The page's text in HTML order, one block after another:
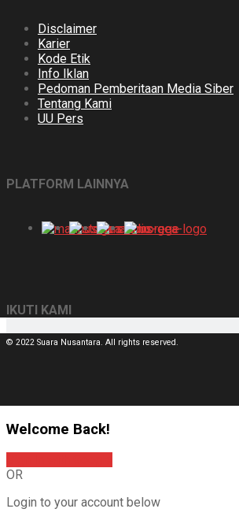
Disclaimer
Karier
Kode Etik
Info Iklan
Pedoman Pemberitaan Media Siber
Tentang Kami
UU Pers
PLATFORM LAINNYA
IKUTI KAMI
© 2022 Suara Nusantara. All rights reserved.
Welcome Back!
OR
Login to your account below